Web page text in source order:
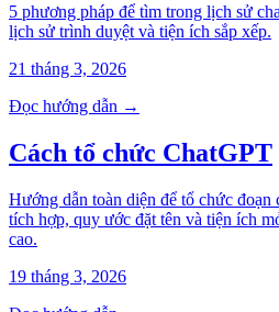
5 phương pháp để tìm trong lịch sử
lịch sử trình duyệt và tiện ích sắp xếp.
21 tháng 3, 2026
Đọc hướng dẫn →
Cách tổ chức ChatGPT
Hướng dẫn toàn diện để tổ chức đoạn
tích hợp, quy ước đặt tên và tiện ích
cao.
19 tháng 3, 2026